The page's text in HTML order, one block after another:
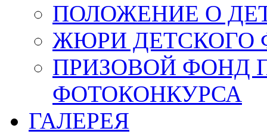
ПОЛОЖЕНИЕ О
ЖЮРИ ДЕТСКОГО
ПРИЗОВОЙ ФОНД
ФОТОКОНКУРСА
ГАЛЕРЕЯ